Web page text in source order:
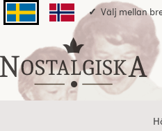
Svenska sidanNorska sidan
Välj mellan
Startsidan för